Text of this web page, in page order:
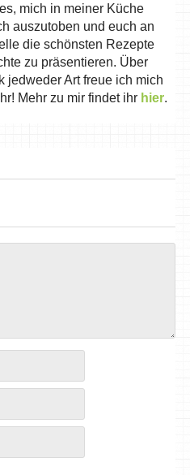
mich in meiner Küche
auszutoben und euch an
die schönsten Rezepte
zu präsentieren. Über
jedweder Art freue ich mich
Mehr zu mir findet ihr hier.